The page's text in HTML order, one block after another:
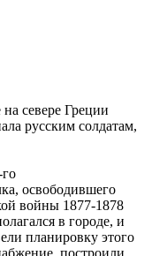
севере Греции
русским солдатам,
освободившего
войны 1877-1878
в городе, и
планировку этого
построили